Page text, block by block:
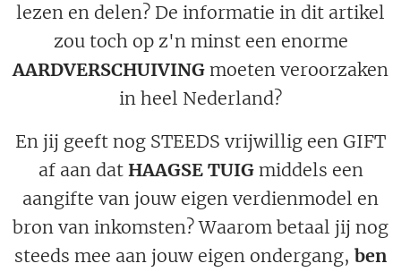
lezen en delen? De informatie in dit artikel
zou toch op z'n minst een enorme
AARDVERSCHUIVING moeten veroorzaken
in heel Nederland?
En jij geeft nog STEEDS vrijwillig een GIFT
af aan dat HAAGSE TUIGmiddels een
aangifte van jouw eigen verdienmodel en
bron van inkomsten? Waarom betaal jij nog
steeds mee aan jouw eigen ondergang, ben